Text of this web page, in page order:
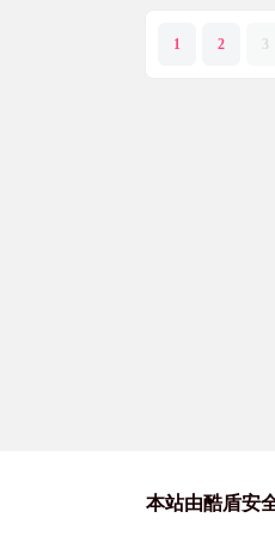
1 2 3
本站由酷盾安